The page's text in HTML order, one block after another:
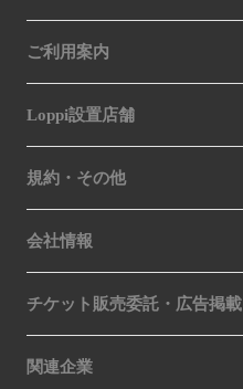
ご利用案内
Loppi設置店舗
規約・その他
会社情報
チケット販売委託・広告掲載
関連企業